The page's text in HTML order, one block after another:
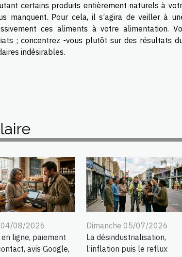
certains produits entièrement naturels à
manquent. Pour cela, il s’agira de veiller à
ces aliments à votre alimentation.
; concentrez -vous plutôt sur des résultats
indésirables.
04/08/2026
ligne, paiement
avis Google,
Dimanche 05/07/2026
La désindustrialisation,
l’inflation puis le reflux